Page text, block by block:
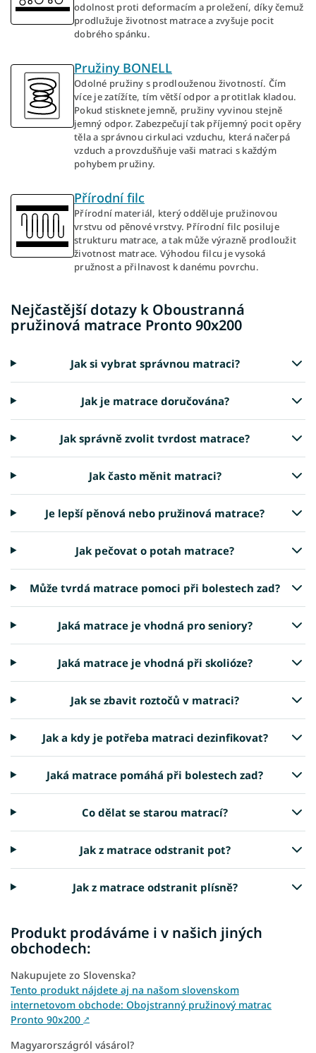
odolnost proti deformacím a proležení, díky čemuž
prodlužuje životnost matrace a zvyšuje pocit
dobrého spánku.
Pružiny BONELL
Odolné pružiny s prodlouženou životností. Čím
více je zatížíte, tím větší odpor a protitlak kladou.
Pokud stisknete jemně, pružiny vyvinou stejně
jemný odpor. Zabezpečují tak příjemný pocit opěry
těla a správnou cirkulaci vzduchu, která načerpá
vzduch a provzdušňuje vaši matraci s každým
pohybem pružiny.
Přírodní filc
Přírodní materiál, který odděluje pružinovou
vrstvu od pěnové vrstvy. Přírodní filc posiluje
strukturu matrace, a tak může výrazně prodloužit
životnost matrace. Výhodou filcu je vysoká
pružnost a přilnavost k danému povrchu.
Nejčastější dotazy k Oboustranná
pružinová matrace Pronto 90x200
Jak si vybrat správnou matraci?
Jak je matrace doručována?
Jak správně zvolit tvrdost matrace?
Jak často měnit matraci?
Je lepší pěnová nebo pružinová matrace?
Jak pečovat o potah matrace?
Může tvrdá matrace pomoci při bolestech zad?
Jaká matrace je vhodná pro seniory?
Jaká matrace je vhodná při skolióze?
Jak se zbavit roztočů v matraci?
Jak a kdy je potřeba matraci dezinfikovat?
Jaká matrace pomáhá při bolestech zad?
Co dělat se starou matrací?
Jak z matrace odstranit pot?
Jak z matrace odstranit plísně?
Produkt prodáváme i v našich jiných
obchodech:
Nakupujete zo Slovenska?
Tento produkt nájdete aj na našom slovenskom
internetovom obchode: Obojstranný pružinový matrac
Pronto 90x200 ↗
Magyarországról vásárol?